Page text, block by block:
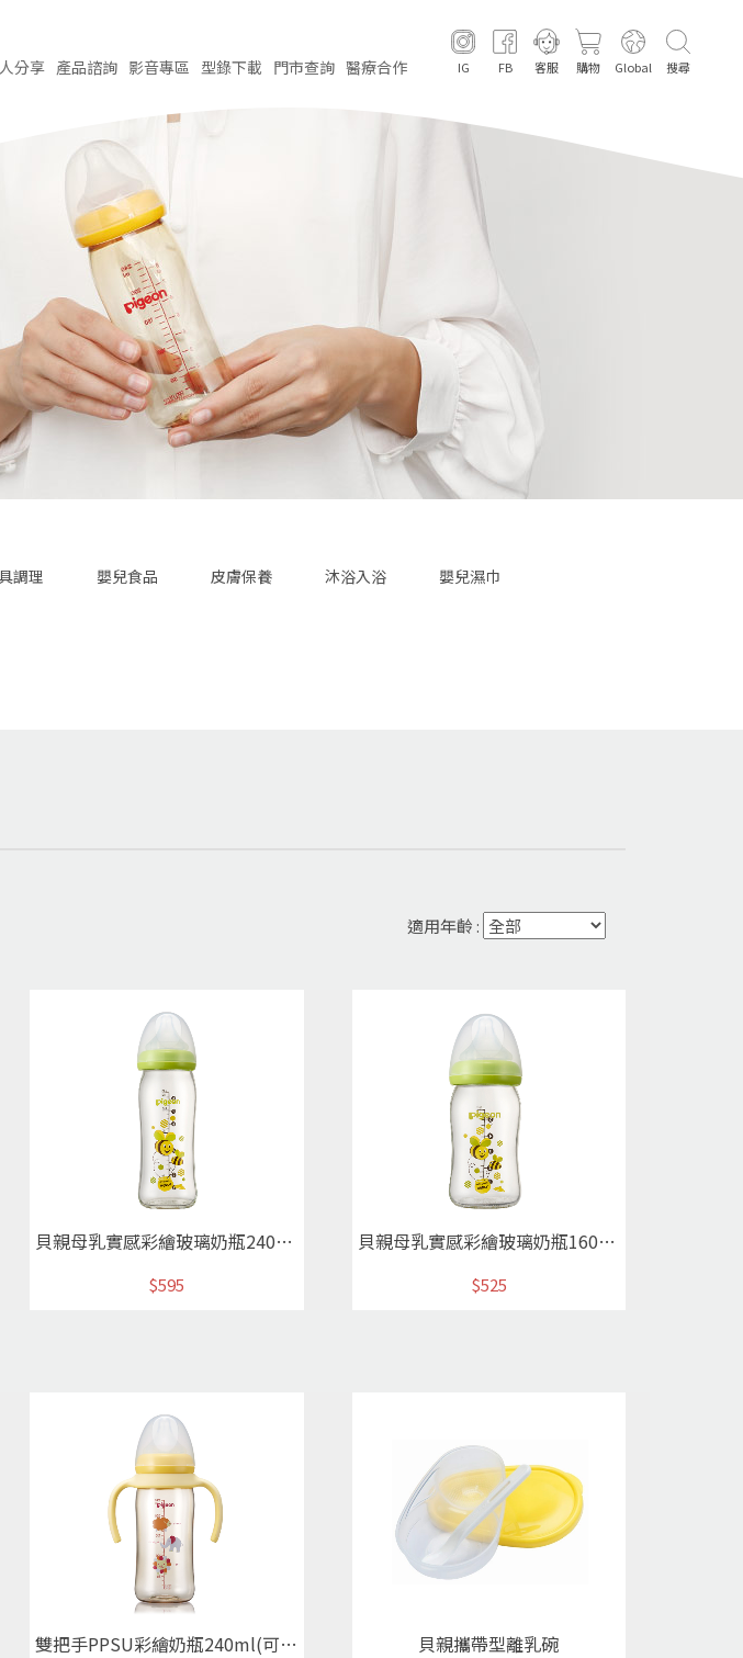
分享 產品諮詢 影音專區 型錄下載 門市查詢 醫療合作 IG FB 客服 購物 Global 搜尋
調理 嬰兒食品 皮膚保養 沐浴入浴 嬰兒濕巾
適用年齡 :
貝親母乳實感彩繪玻璃奶瓶240ml(蜜蜂)
$595
貝親母乳實感彩繪玻璃奶瓶160ml(蜜蜂)
$525
雙把手PPSU彩繪奶瓶240ml(可愛動物) 貝親攜帶型離乳碗